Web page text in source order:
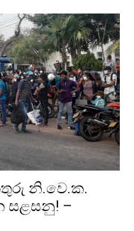
නි.වෙ.ක.
සළසනු! –